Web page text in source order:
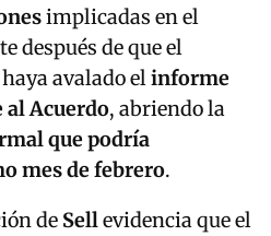
implicadas en el
después de que el
haya avalado elinforme
Acuerdo, abriendo la
que podría
mes de febrero.
de Sellevidencia que el